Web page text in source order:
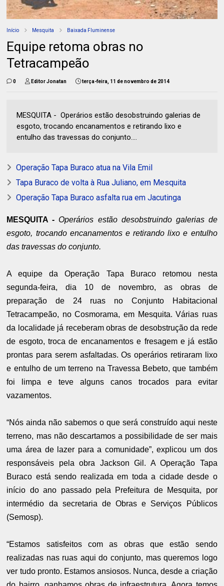
Início Mesquita Baixada Fluminense
Equipe retoma obras no
Tetracampeão
0 Editor Jonatan terça-feira, 11 de novembro de 2014
MESQUITA - Operários estão desobstruindo galerias de
esgoto, trocando encanamentos e retirando lixo e
entulho das travessas do conjunto....
Operação Tapa Buraco atua na Vila Emil
Tapa Buraco de volta à Rua Juliano, em Mesquita
Operação Tapa Buraco asfalta rua em Jacutinga
MESQUITA -Operários estão desobstruindo galerias de
esgoto, trocando encanamentos e retirando lixo e entulho
das travessas do conjunto.
A equipe da Operação Tapa Buraco retomou nesta
segunda-feira, dia 10 de novembro, as obras de
preparação de 24 ruas no Conjunto Habitacional
Tetracampeão, no Cosmorama, em Mesquita. Várias ruas
da localidade já receberam obras de desobstrução da rede
de esgoto, troca de encanamentos e fresagem e já estão
prontas para serem asfaltadas. Os operários retiraram lixo
e entulho de um terreno na Travessa Bebeto, que também
foi limpa e teve alguns canos trocados para evitar
vazamentos.
“Nós ainda não sabemos o que será construído aqui neste
terreno, mas não descartamos a possibilidade de ser mais
uma área de lazer para a comunidade”, explicou um dos
responsáveis pela obra Jackson Gil. A Operação Tapa
Buraco está sendo realizada em toda a cidade desde o
início do ano passado pela Prefeitura de Mesquita, por
intermédio da secretaria de Obras e Serviços Públicos
(Semosp).
“Estamos satisfeitos com as obras que estão sendo
realizadas nas ruas aqui do conjunto, mas queremos logo
ver tudo pronto. Estamos ansiosos. Nunca, desde a criação